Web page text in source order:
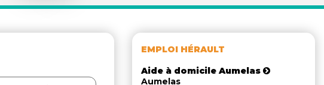
EMPLOI HÉRAULT
Aide à domicile Aumelas
Aumelas